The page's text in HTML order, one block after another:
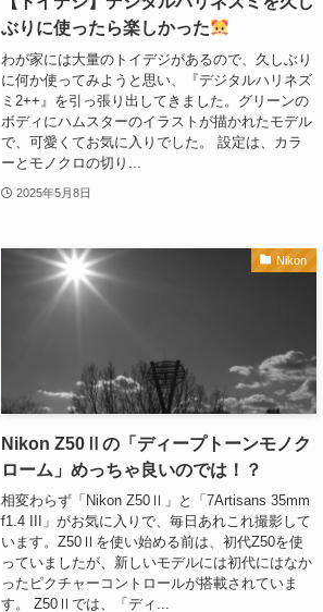
ぶりに使ったら楽しかった
わが家には大量のトイデジがあるので、久しぶり
に何か使ってみようと思い、『デジタルハリネズ
ミ2++』を引っ張り出してきました。グリーンの
ボディにハムスターのイラストが描かれたモデル
で、可愛くてお気に入りでした。 設定は、カラ
ーとモノクロの切り...
2025年5月8日
Nikon
Nikon Z50Ⅱの「ディープトーンモノク
ローム」めっちゃ良いのでは！？
相変わらず「Nikon Z50Ⅱ」と「7Artisans 35mm
f1.4 III」がお気に入りで、毎日あれこれ撮影して
います。Z50Ⅱを使い始める前は、初代Z50を使
っていましたが、新しいモデルには初代にはなか
ったピクチャーコントロールが搭載されていま
す。 Z50Ⅱでは、「ディ...